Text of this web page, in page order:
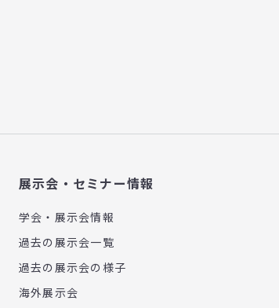
展示会・セミナー情報
学会・展示会情報
過去の展示会一覧
過去の展示会の様子
海外展示会